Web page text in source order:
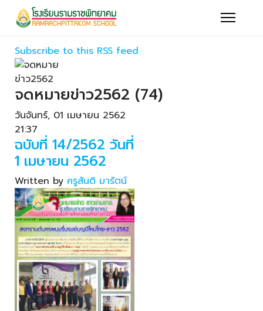
Subscribe to this RSS feed
จดหมายข่าว2562 (74)
วันจันทร์, 01 เมษายน 2562
21:37
ฉบับที่ 14/2562 วันที่
1 เมษายน 2562
Written by ครูสันติ มารัตน์